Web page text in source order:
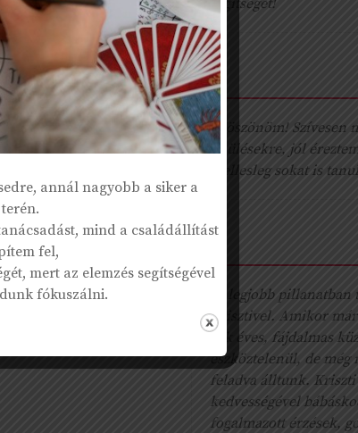
segítséget!
„Köszönöm! Szívesen
az ülésekre, jól
mellesleg sokat is
“A legjobb
Krisztivel. Amikor
sok éves, fájdalmas
eszköztelenül, de még
feladva álltunk. Kriszti
kedvességével
fogalmazott érzések,
annál nagyobb a siker a
mind a családállítást
fel,
mert az elemzés segítségével
fókuszálni.